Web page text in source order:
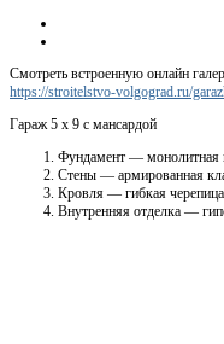
Смотреть встроенную онлайн
https://stroitelstvo-volgograd.ru/
Гараж 5 х 9 с мансардой
Фундамент — монолитная
Стены — армированная
Кровля — гибкая
Внутренняя отделка —